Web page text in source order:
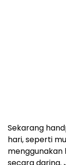
Sekarang
hari, seperti
menggunakan
secara daring.